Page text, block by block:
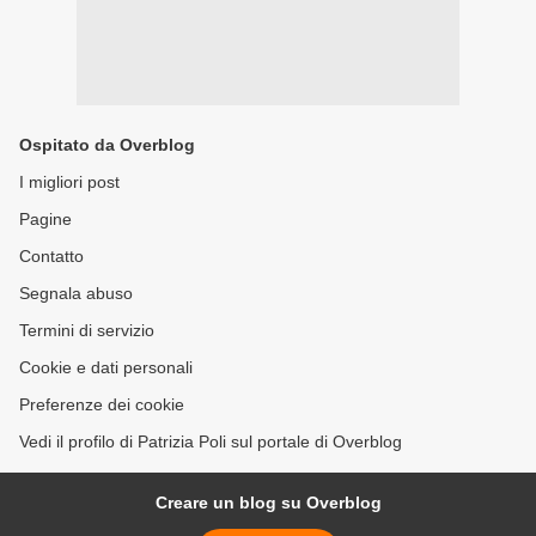
Ospitato da Overblog
I migliori post
Pagine
Contatto
Segnala abuso
Termini di servizio
Cookie e dati personali
Preferenze dei cookie
Vedi il profilo di Patrizia Poli sul portale di Overblog
Creare un blog su Overblog